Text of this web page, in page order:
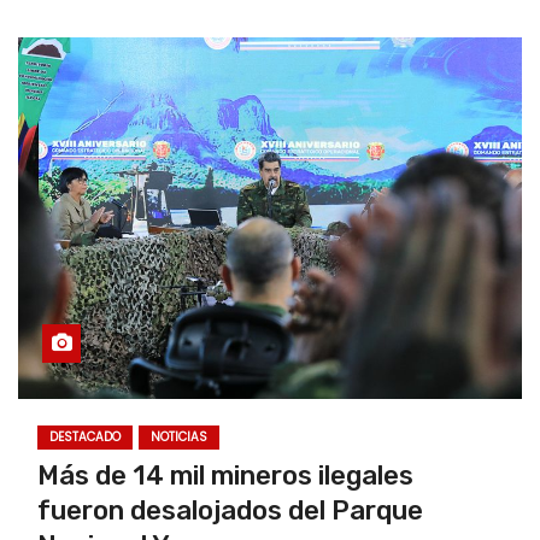
DESTACADO NOTICIAS
Más de 14 mil mineros ilegales
fueron desalojados del Parque